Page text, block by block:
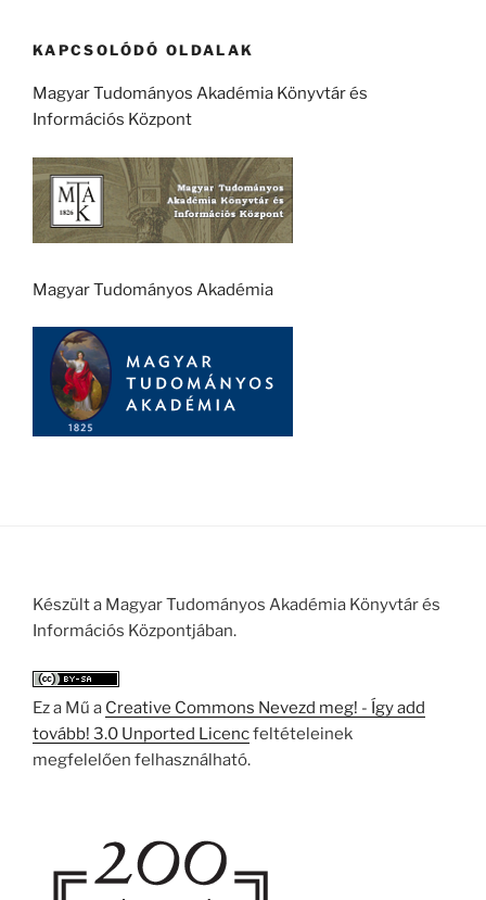
KAPCSOLÓDÓ OLDALAK
Magyar Tudományos Akadémia Könyvtár és
Információs Központ
Magyar Tudományos Akadémia
Készült a Magyar Tudományos Akadémia Könyvtár és
Információs Központjában.
Ez a Mű a Creative Commons Nevezd meg! - Így add
tovább! 3.0 Unported Licencfeltételeinek
megfelelően felhasználható.